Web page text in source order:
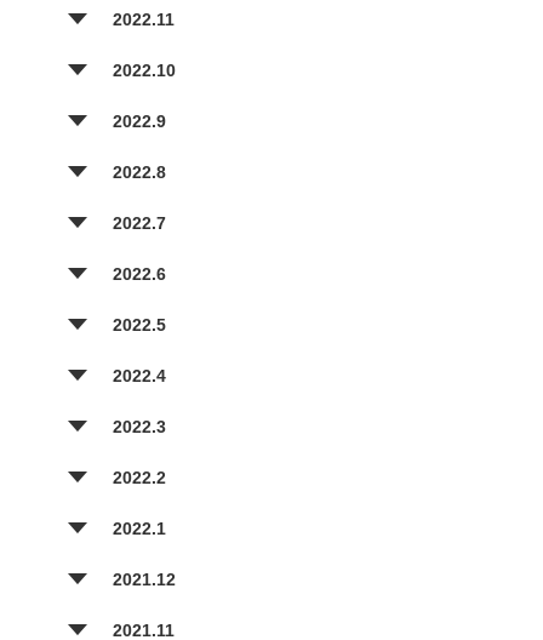
2022.11
2022.10
2022.9
2022.8
2022.7
2022.6
2022.5
2022.4
2022.3
2022.2
2022.1
2021.12
2021.11